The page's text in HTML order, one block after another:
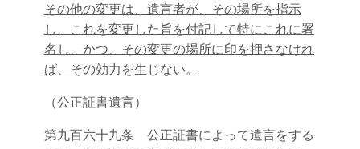
その他の変更は、遺言者が、その場所を指示
し、これを変更した旨を付記して特にこれに署
名し、かつ、その変更の場所に印を押さなけれ
ば、その効力を生じない。
（公正証書遺言）
第九百六十九条 公正証書によって遺言をする